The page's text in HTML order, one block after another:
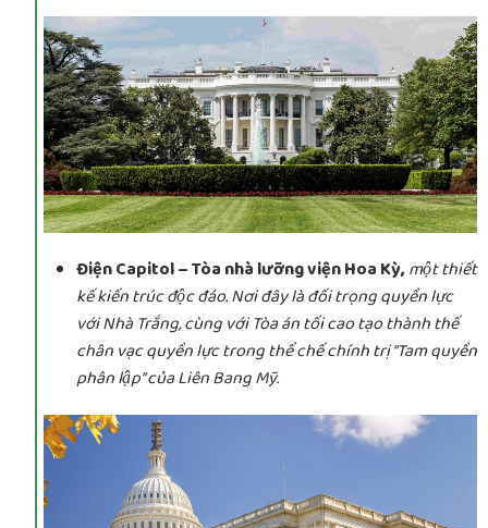
Điện Capitol – Tòa nhà lưỡng viện Hoa Kỳ, một thiết
kế kiến trúc độc đáo. Nơi đây là đối trọng quyền lực
với Nhà Trắng, cùng với Tòa án tối cao tạo thành thế
chân vạc quyền lực trong thể chế chính trị “Tam quyền
phân lập” của Liên Bang Mỹ.